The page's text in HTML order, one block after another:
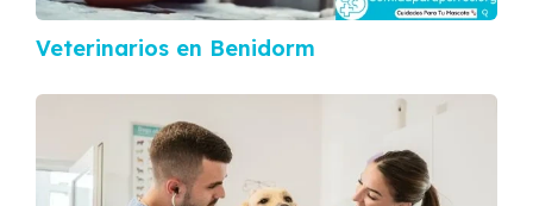
Veterinarios en Benidorm